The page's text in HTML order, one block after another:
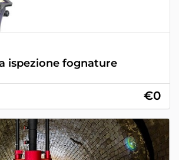
ispezione fognature
€0